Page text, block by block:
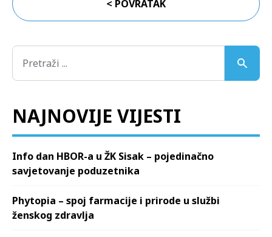
< POVRATAK
NAJNOVIJE VIJESTI
Info dan HBOR-a u ŽK Sisak – pojedinačno
savjetovanje poduzetnika
Phytopia – spoj farmacije i prirode u službi
ženskog zdravlja